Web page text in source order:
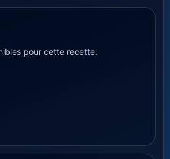
pour cette recette.